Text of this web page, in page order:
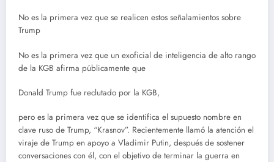
No es la primera vez que se realicen estos señalamientos sobre
Trump
No es la primera vez que un exoficial de inteligencia de alto rango
de la KGB afirma públicamente que
Donald Trump fue reclutado por la KGB,
pero es la primera vez que se identifica el supuesto nombre en
clave ruso de Trump, “Krasnov”. Recientemente llamó la atención el
viraje de Trump en apoyo a Vladimir Putin, después de sostener
conversaciones con él, con el objetivo de terminar la guerra en